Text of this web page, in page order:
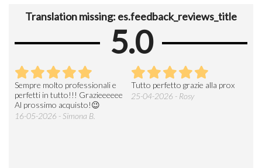
Translation missing: es.feedback_reviews_title
5.0
Sempre molto professionali e
perfetti in tutto!!! Grazieeeeee
Al prossimo acquisto!😉
16-05-2026 - Simona B.
Tutto perfetto grazie alla prox
25-04-2026 - Rosy